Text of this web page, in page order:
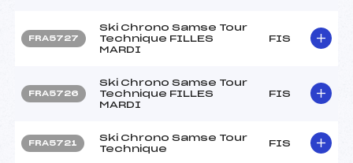
FRA5727
Ski Chrono Samse Tour
Technique FILLES
MARDI
FIS
FRA5726
Ski Chrono Samse Tour
Technique FILLES
MARDI
FIS
FRA5721
Ski Chrono Samse Tour
Technique
FIS